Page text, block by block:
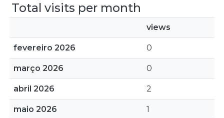
Total visits per month
views
fevereiro 2026 0
março 2026 0
abril 2026 2
maio 2026 1